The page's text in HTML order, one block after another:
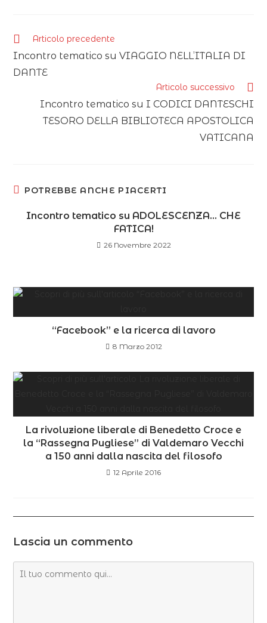
Articolo precedente
Incontro tematico su VIAGGIO NELL’ITALIA DI
DANTE
Articolo successivo
Incontro tematico su I CODICI DANTESCHI
TESORO DELLA BIBLIOTECA APOSTOLICA
VATICANA
POTREBBE ANCHE PIACERTI
Incontro tematico su ADOLESCENZA… CHE
FATICA!
26 Novembre 2022
“Facebook” e la ricerca di lavoro
8 Marzo 2012
La rivoluzione liberale di Benedetto Croce e
la “Rassegna Pugliese” di Valdemaro Vecchi
a 150 anni dalla nascita del filosofo
12 Aprile 2016
Lascia un commento